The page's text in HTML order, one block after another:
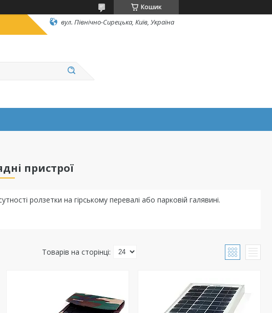
Кошик
вул. Північно-Сирецька, Київ, Україна
пристрої
ролзетки на гірському перевалі або парковій галявині.